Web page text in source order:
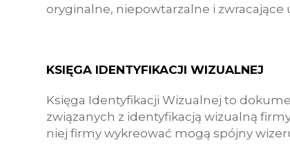
oryginalne, niepowtarzalne i
KSIĘGA IDENTYFIKACJI WIZUALNEJ
Księga Identyfikacji Wizualnej to
związanych z identyfikacją wizualną
niej firmy wykreować mogą spójny